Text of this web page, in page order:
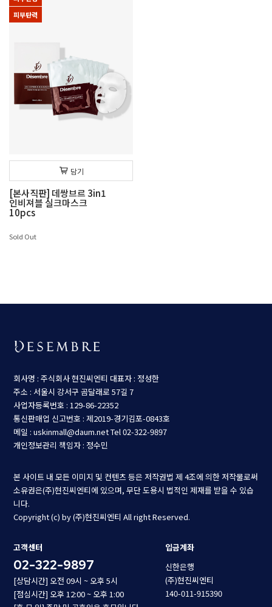
피부탄력
담기
[본사직판] 데쌍브르 3in1
인비져블 실크마스크
10pcs
Sold Out
회사명 : 주식회사 현진씨엔티 대표자 : 정성한
주소 : 서울시 강서구 곰달래로 57길 7
사업자등록번호 : 129-86-22352
통신판매업 신고번호 : 제2019-경기김포-0843호
메일 : uskinmall@daum.netTel 02-322-9897
개인정보관리 책임자 : 정수민
본 사이트 내 모든 이미지 및 컨텐츠 등은 저작권법 제 4조에 의한 저작물로써
소유권은(주)현진씨엔티에 있으며, 무단 도용시 법적인 제재를 받을 수 있습
니다.
Copyright (c) by (주)현진씨엔티 All right Reserved.
고객센터
02-322-9897
[상담시간] 오전 09시 ~ 오후 5시
[점심시간] 오후 12:00 ~ 오후 1:00
입금계좌
신한은행
(주)현진씨엔티
140-011-915390